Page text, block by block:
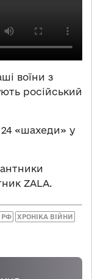
воїни з
російський
24 «шахеди» у
ZALA.
РФ ХРОНІКА ВІЙНИ